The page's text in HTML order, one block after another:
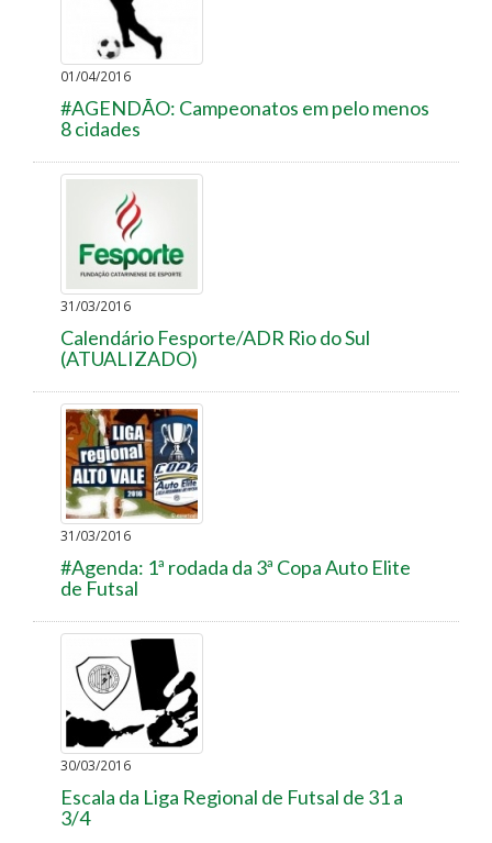
01/04/2016
#AGENDÃO: Campeonatos em pelo menos
8 cidades
31/03/2016
Calendário Fesporte/ADR Rio do Sul
(ATUALIZADO)
31/03/2016
#Agenda: 1ª rodada da 3ª Copa Auto Elite
de Futsal
30/03/2016
Escala da Liga Regional de Futsal de 31 a
3/4